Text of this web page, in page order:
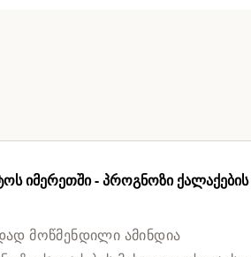
იმერეთში - პროგნოზი ქალაქების
მოწმენდილი ამინდია